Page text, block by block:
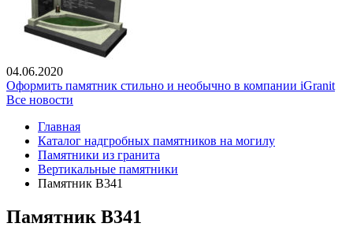
04.06.2020
Оформить памятник стильно и необычно в компании iGranit
Все новости
Главная
Каталог надгробных памятников на могилу
Памятники из гранита
Вертикальные памятники
Памятник В341
Памятник В341